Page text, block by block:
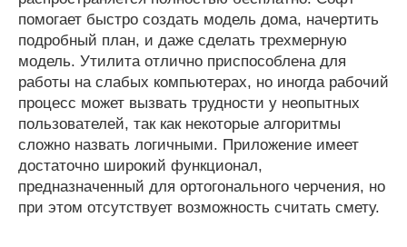
помогает быстро создать модель дома, начертить
подробный план, и даже сделать трехмерную
модель. Утилита отлично приспособлена для
работы на слабых компьютерах, но иногда рабочий
процесс может вызвать трудности у неопытных
пользователей, так как некоторые алгоритмы
сложно назвать логичными. Приложение имеет
достаточно широкий функционал,
предназначенный для ортогонального черчения, но
при этом отсутствует возможность считать смету.